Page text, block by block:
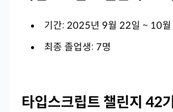
기간: 2025년 9월 22일 ~ 10월
최종 졸업생: 7명
타입스크립트 챌린지 42기